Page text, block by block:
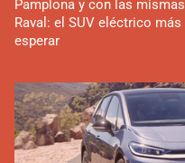
Pamplona y con las
Raval: el SUV eléctrico
esperar